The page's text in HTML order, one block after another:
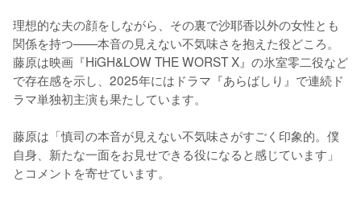
理想的な夫の顔をしながら、その裏で沙耶香以外の女性とも
関係を持つ——本音の見えない不気味さを抱えた役どころ。
藤原は映画『HiGH&LOW THE WORST X』の氷室零二役など
で存在感を示し、2025年にはドラマ『あらばしり』で連続ド
ラマ単独初主演も果たしています。
藤原は「慎司の本音が見えない不気味さがすごく印象的。僕
自身、新たな一面をお見せできる役になると感じています」
とコメントを寄せています。